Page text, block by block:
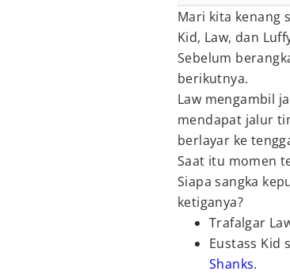
Mari kita kenang
Kid, Law, dan
Sebelum
berikutnya.
Law mengambil
mendapat jalur
berlayar ke
Saat itu momen
Siapa sangka
ketiganya?
Trafalgar
Eustass Kid
Shanks.